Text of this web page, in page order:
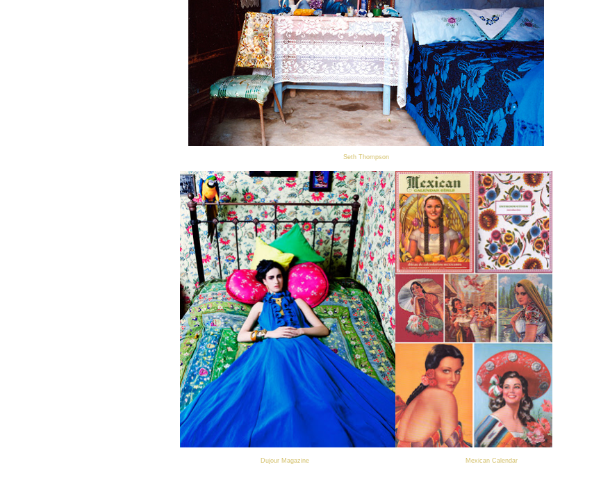
Seth Thompson
Dujour Magazine Mexican Calendar